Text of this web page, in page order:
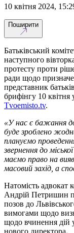
10 квітня 2024,
Поширити
Батьківський
наступного
протесту проти
ради щодо
представник
брифінгу 10 квітня
Tvoemisto.tv.
«У нас є бажання
буде зроблено
плануємо
звернення до
маємо право на
масовий захід, а
Натомість
Андрій Петришин
позов до
вимогами щодо
щодо вчинення дій
нового директора.